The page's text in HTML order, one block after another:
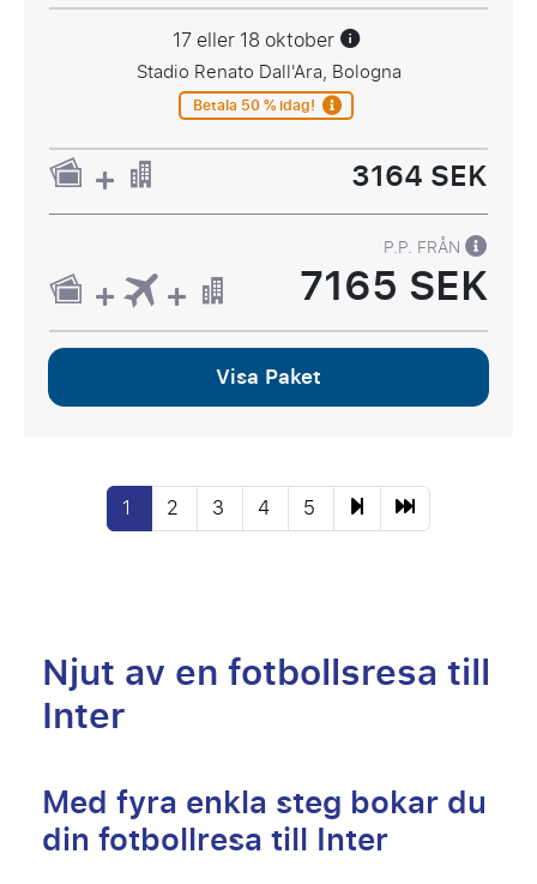
17 eller 18 oktober
Stadio Renato Dall'Ara, Bologna
Betala 50 % idag!
3164 SEK
P.P. FRÅN
7165 SEK
Visa Paket
1 2 3 4 5
Njut av en fotbollsresa till
Inter
Med fyra enkla steg bokar du
din fotbollresa till Inter